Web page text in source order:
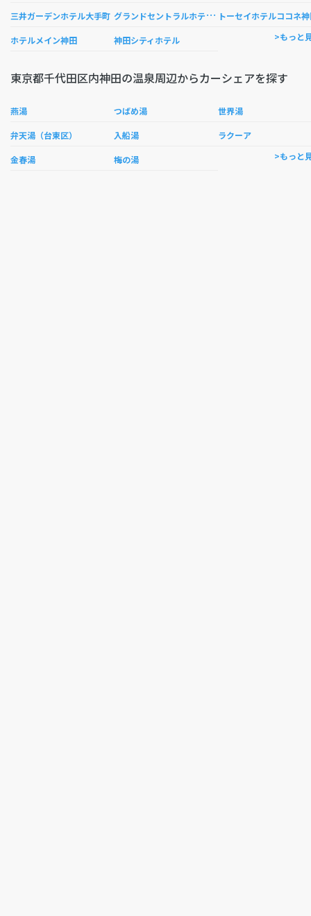
三井ガーデンホテル大手町 グ
ランドセントラルホテル＜東京都＞ トーセイホテルココネ
ホテルメイン神田 神田シティホテル >もっと
東京都千代田区内神田の温泉周辺からカーシェアを探す
燕湯 つばめ湯 世界湯
弁天湯（台東区） 入船湯 ラクーア
金春湯 梅の湯 >もっと